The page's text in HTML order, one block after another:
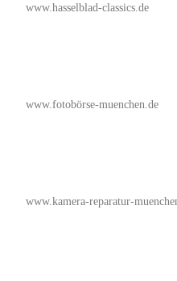
www.hasselblad-classics.de
www.fotobörse-muenchen.de
www.kamera-reparatur-